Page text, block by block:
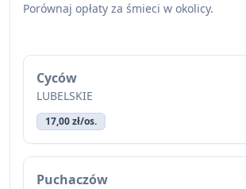
Porównaj opłaty za śmieci w okolicy.
Cyców
LUBELSKIE
17,00 zł/os.
Puchaczów